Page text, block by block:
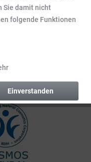
Sie damit nicht
folgende Funktionen
Einverstanden